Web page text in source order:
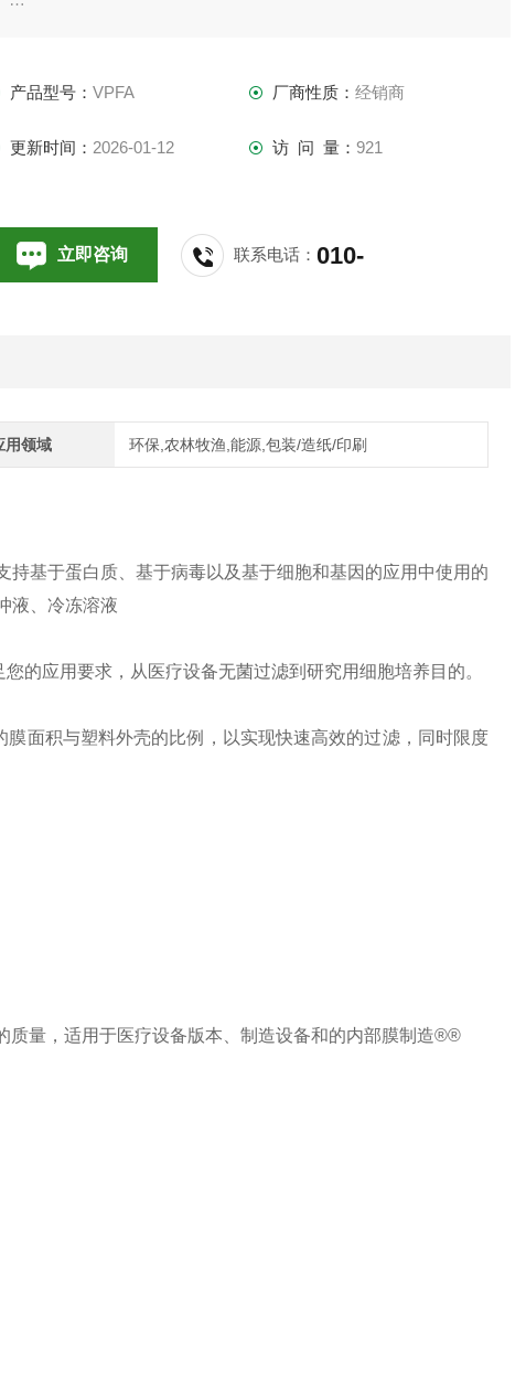
使用的特殊细胞类型。化学成分明确的特种培养基和补充进料、
产品型号：VPFA 厂商性质： 经销商
更新时间： 2026-01-12 访 问 量： 921
立即咨询 联系电话：010-
用领域 环保,农林牧渔,能源,包装/造纸/印刷
基于蛋白质、基于病毒以及基于细胞和基因的应用中使用的
液、冷冻溶液
的应用要求，从医疗设备无菌过滤到研究用细胞培养目的。
面积与塑料外壳的比例，以实现快速高效的过滤，同时限度
质量，适用于医疗设备版本、制造设备和的内部膜制造®®